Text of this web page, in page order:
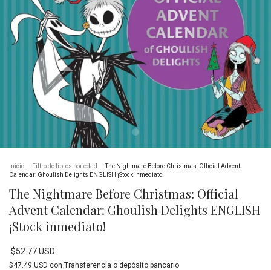
Inicio Filtro de libros por edad
The Nightmare Before Christmas: Official Advent
Calendar: Ghoulish Delights ENGLISH ¡Stock inmediato!
The Nightmare Before Christmas: Official
Advent Calendar: Ghoulish Delights ENGLISH
¡Stock inmediato!
$52.77 USD
$47.49 USD con Transferencia o depósito bancario